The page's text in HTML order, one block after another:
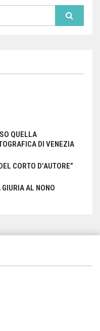
QUELLA
DI VENEZIA
CORTO D’AUTORE”
AL NONO